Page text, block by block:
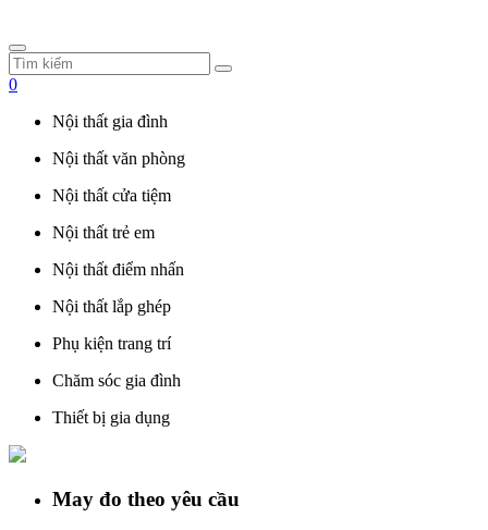
0
Nội thất gia đình
Nội thất văn phòng
Nội thất cửa tiệm
Nội thất trẻ em
Nội thất điểm nhấn
Nội thất lắp ghép
Phụ kiện trang trí
Chăm sóc gia đình
Thiết bị gia dụng
May đo theo yêu cầu